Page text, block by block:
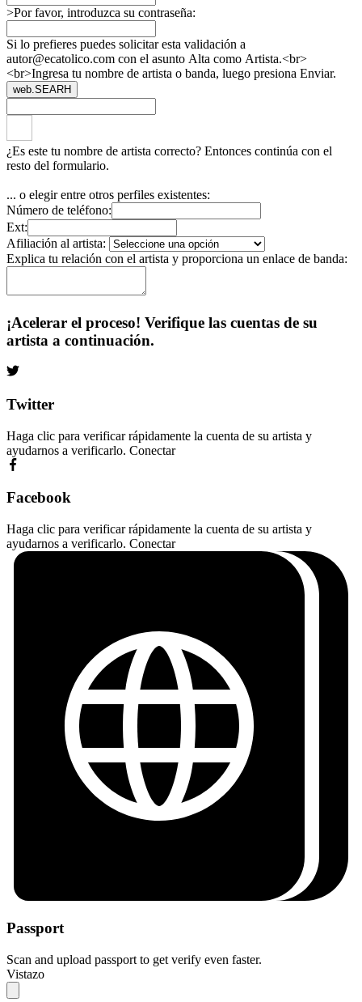
>Por favor, introduzca su contraseña:
Si lo prefieres puedes solicitar esta validación a
autor@ecatolico.com con el asunto Alta como Artista.<br>
<br>Ingresa tu nombre de artista o banda, luego presiona Enviar.
web.SEARH
¿Es este tu nombre de artista correcto? Entonces continúa con el
resto del formulario.
... o elegir entre otros perfiles existentes:
Número de teléfono:
Ext:
Afiliación al artista:
Explica tu relación con el artista y proporciona un enlace de banda:
¡Acelerar el proceso! Verifique las cuentas de su
artista a continuación.
Twitter
Haga clic para verificar rápidamente la cuenta de su artista y
ayudarnos a verificarlo. Conectar
Facebook
Haga clic para verificar rápidamente la cuenta de su artista y
ayudarnos a verificarlo. Conectar
Passport
Scan and upload passport to get verify even faster.
Vistazo